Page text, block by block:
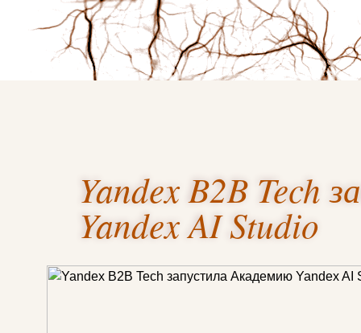
Yandex B2B Tech
Yandex AI Studio